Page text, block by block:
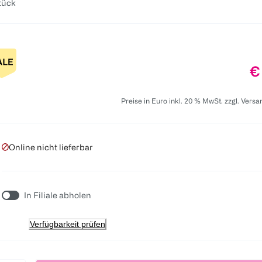
€
Preise in Euro inkl. 20 % MwSt. zzgl.
Online nicht lieferbar
In Filiale abholen
Verfügbarkeit prüfen